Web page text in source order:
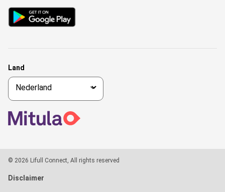
Land
© 2026 Lifull Connect, All rights reserved
Disclaimer